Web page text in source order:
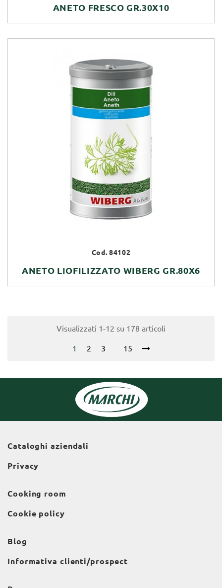
ANETO FRESCO GR.30X10
Cod. 84102
ANETO LIOFILIZZATO WIBERG GR.80X6
Visualizzati 1-12 su 178 articoli
1 2 3 15
Cataloghi aziendali
Privacy
Cooking room
Cookie policy
Blog
Informativa clienti/prospect